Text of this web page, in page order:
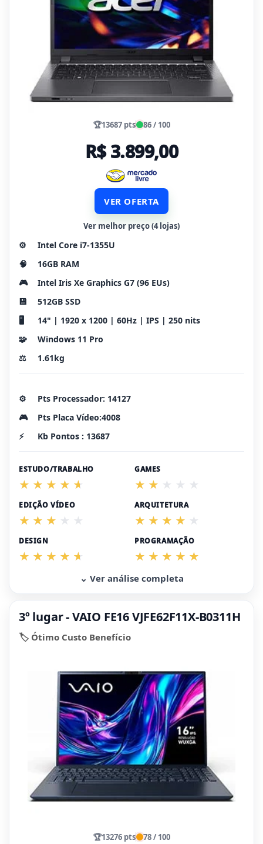
🏆13687 pts 86 / 100
R$ 3.899,00
VER OFERTA
Ver melhor preço (4 lojas)
⚙️
Intel Core i7-1355U
🧠
16GB RAM
🎮
Intel Iris Xe Graphics G7 (96 EUs)
💾
512GB SSD
🖥️
14" | 1920 x 1200 | 60Hz | IPS | 250 nits
🧩
Windows 11 Pro
⚖️
1.61kg
⚙️
Pts Processador: 14127
🎮
Pts Placa Vídeo:4008
⚡
Kb Pontos : 13687
ESTUDO/TRABALHO GAMES
EDIÇÃO VÍDEO ARQUITETURA
DESIGN PROGRAMAÇÃO
⌄ Ver análise completa
3º lugar - VAIO FE16 VJFE62F11X-B0311H
🏷️ Ótimo Custo Benefício
🏆13276 pts 78 / 100